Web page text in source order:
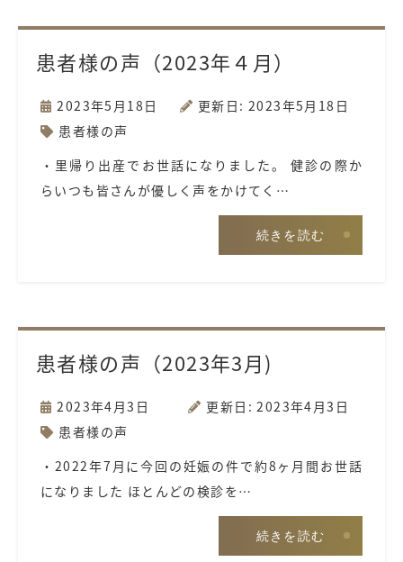
患者様の声（2023年４月）
2023年5月18日
更新日: 2023年5月18日
患者様の声
・里帰り出産でお世話になりました。 健診の際か
らいつも皆さんが優しく声をかけてく…
続きを読む
患者様の声（2023年3月)
2023年4月3日
更新日: 2023年4月3日
患者様の声
・2022年7月に今回の妊娠の件で約8ヶ月間お世話
になりました ほとんどの検診を…
続きを読む